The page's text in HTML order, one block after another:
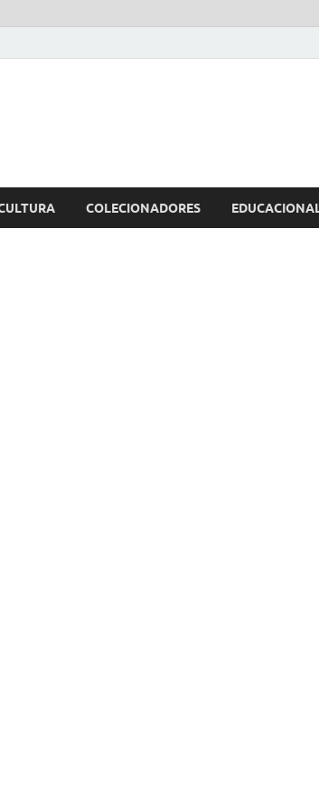
COLECIONADORES